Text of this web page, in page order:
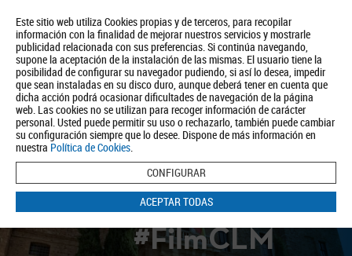
Este sitio web utiliza Cookies propias y de terceros, para recopilar
información con la finalidad de mejorar nuestros servicios y mostrarle
publicidad relacionada con sus preferencias. Si continúa navegando,
supone la aceptación de la instalación de las mismas. El usuario tiene la
posibilidad de configurar su navegador pudiendo, si así lo desea, impedir
que sean instaladas en su disco duro, aunque deberá tener en cuenta que
dicha acción podrá ocasionar dificultades de navegación de la página
web. Las cookies no se utilizan para recoger información de carácter
personal. Usted puede permitir su uso o rechazarlo, también puede cambiar
su configuración siempre que lo desee. Dispone de más información en
nuestra Política de Cookies.
CONFIGURAR
ACEPTAR TODAS
Quiénes somos Turismo Política de Privacidad Aviso Legal
Política de Cookies
BUSCAR
#FilmCLM